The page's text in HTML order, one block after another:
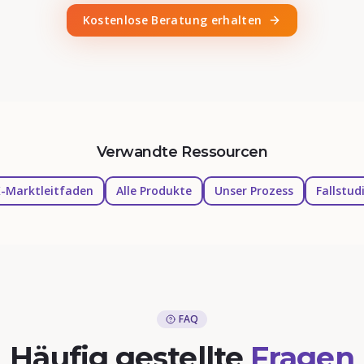
Kostenlose Beratung erhalten
Verwandte Ressourcen
Marktleitfaden Alle Produkte Unser Prozess
FAQ